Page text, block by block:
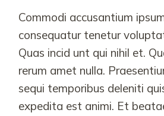
Commodi accusantium
consequatur tenetur
Quas incid unt qui nihil et.
rerum amet nulla.
sequi temporibus deleniti
expedita est animi. Et